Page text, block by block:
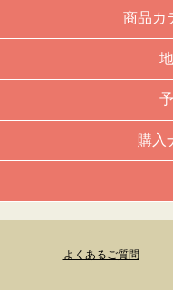
商品カ
購入
よくあるご質問